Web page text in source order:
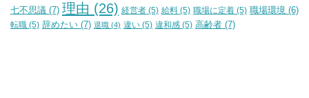
七不思議 (7) 理由 (26) 経営者 (5) 給料 (5) 職場に定着 (5) 職場環境 (6)
転職 (5) 辞めたい (7) 退職 (4) 違い (5) 違和感 (5) 高齢者 (7)